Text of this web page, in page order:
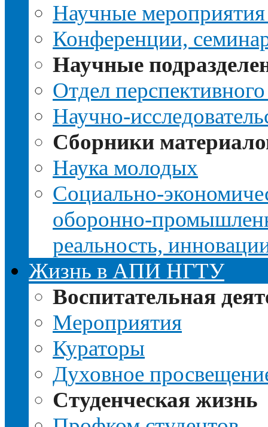
Научные
Конференции,
Научные
Отдел
Научно-
Сборники
Наука молодых
Социально-
оборонно-
реальность,
Жизнь в АПИ НГТУ
Воспитательная
Мероприятия
Кураторы
Духовное
Студенческая жизнь